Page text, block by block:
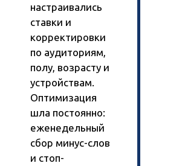
настраивались
ставки и
корректировки
по аудиториям,
полу, возрасту и
устройствам.
Оптимизация
шла постоянно:
еженедельный
сбор минус-слов
и стоп-